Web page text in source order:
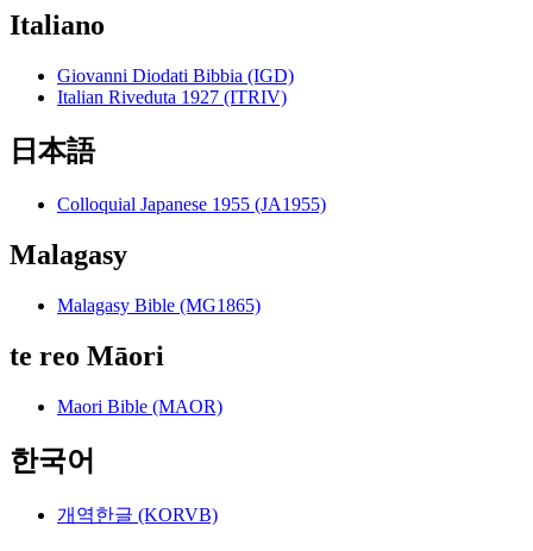
Italiano
Giovanni Diodati Bibbia (IGD)
Italian Riveduta 1927 (ITRIV)
日本語
Colloquial Japanese 1955 (JA1955)
Malagasy
Malagasy Bible (MG1865)
te reo Māori
Maori Bible (MAOR)
한국어
개역한글 (KORVB)